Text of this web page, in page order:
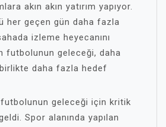
akın akın yatırım yapıyor.
her geçen gün daha fazla
izleme heyecanını
futbolunun geleceği, daha
daha fazla hedef
futbolunun geleceği için kritik
Spor alanında yapılan